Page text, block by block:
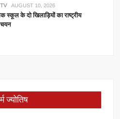
AUGUST 10, 2026
स्कूल के दो खिलाड़ियों का राष्ट्रीय
चयन
ज्योतिष